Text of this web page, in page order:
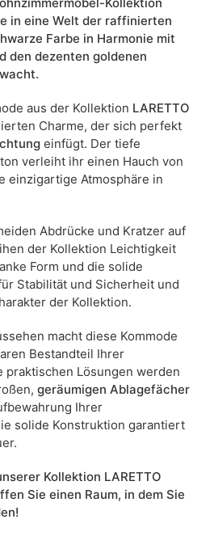
möglich.
in eine Welt der raffinierten
Farbe in Harmonie mit
den dezenten goldenen
aus der Kollektion LARETTO
Charme, der sich perfekt
einfügt. Der tiefe
verleiht ihr einen Hauch von
einzigartige Atmosphäre in
Abdrücke und Kratzer auf
der Kollektion Leichtigkeit
Form und die solide
Stabilität und Sicherheit und
der Kollektion.
macht diese Kommode
Bestandteil Ihrer
praktischen Lösungen werden
geräumigen Ablagefächer
Ihrer
solide Konstruktion garantiert
Kollektion LARETTO
Sie einen Raum, in dem Sie